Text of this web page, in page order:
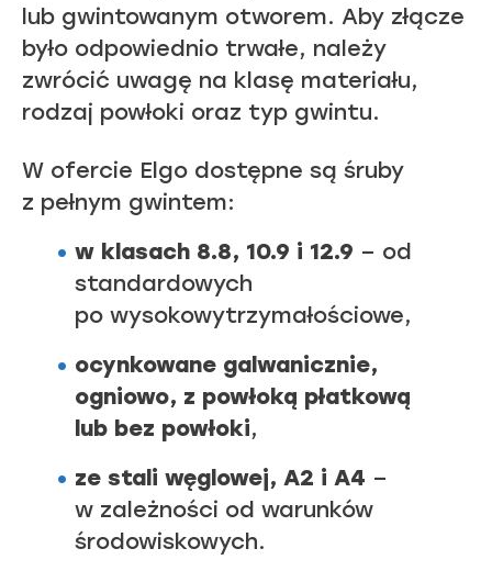
lub gwintowanym otworem. Aby złącze
było odpowiednio trwałe, należy
zwrócić uwagę na klasę materiału,
rodzaj powłoki oraz typ gwintu.
W ofercie Elgo dostępne są śruby
z pełnym gwintem:
w klasach 8.8, 10.9 i 12.9 – od
standardowych
po wysokowytrzymałościowe,
ocynkowane galwanicznie,
ogniowo, z powłoką płatkową
lub bez powłoki,
ze stali węglowej, A2 i A4 –
w zależności od warunków
środowiskowych.